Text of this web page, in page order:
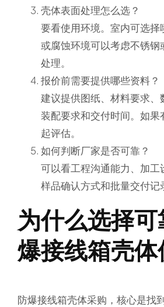
壳体表面处理怎么选？
要看使用环境。室内可选择
或腐蚀环境可以考虑不锈钢
处理。
报价前需要提供哪些资料？
建议提供图纸、材料要求、
装配要求和交付时间。如果
起评估。
如何判断厂家是否可靠？
可以看工程沟通能力、加工
样品确认方式和批量交付记
为什么选择
爆接线箱壳
防爆接线箱壳体采购，核心是找